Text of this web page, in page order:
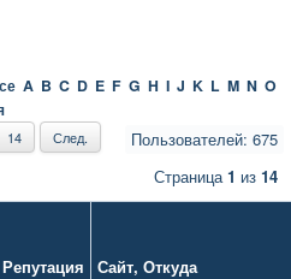
A B C D E F G H I J K L M N O
Пользователей: 675
14 След.
Страница1 из 14
Репутация Сайт, Откуда